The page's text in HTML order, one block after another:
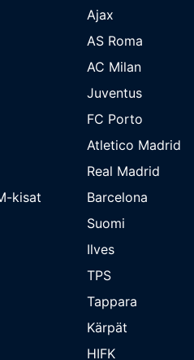
kisat
Ajax
AS Roma
AC Milan
Juventus
FC Porto
Atletico Madrid
Real Madrid
Barcelona
Suomi
Ilves
TPS
Tappara
Kärpät
HIFK